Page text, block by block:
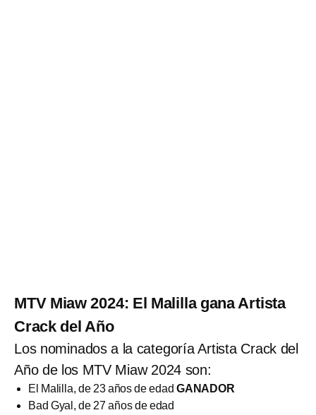
MTV Miaw 2024: El Malilla gana Artista
Crack del Año
Los nominados a la categoría Artista Crack del
Año de los MTV Miaw 2024 son:
El Malilla, de 23 años de edad GANADOR
Bad Gyal, de 27 años de edad